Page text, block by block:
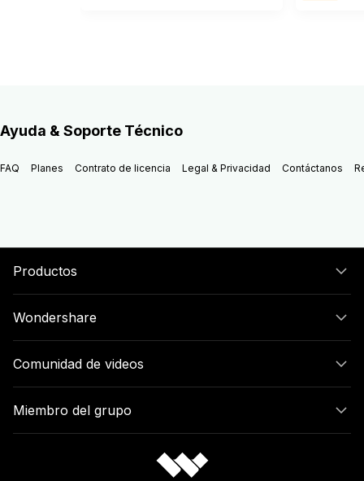
Ayuda & Soporte Técnico
FAQ Planes Contrato de licencia Legal & Privacidad Contáctanos
Productos
Wondershare
Comunidad de videos
Miembro del grupo